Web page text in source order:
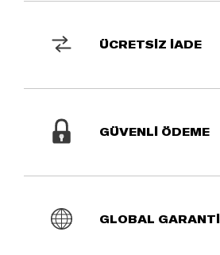
ÜCRETSİZ İADE
GÜVENLİ ÖDEME
GLOBAL GARANTİ